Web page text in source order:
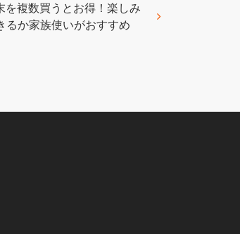
を複数買うとお得！楽しみ
るか家族使いがおすすめ